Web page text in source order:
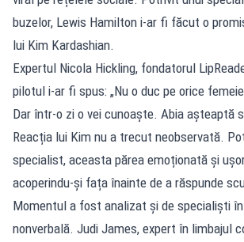
buzelor, Lewis Hamilton i-ar fi făcut o
lui Kim Kardashian.
Expertul Nicola Hickling, fondatorul
pilotul i-ar fi spus: „Nu o duc pe orice
Dar într-o zi o vei cunoaște. Abia așteaptă
Reacția lui Kim nu a trecut neobservată.
specialist, aceasta părea emoționată și
acoperindu-și fața înainte de a răspunde
Momentul a fost analizat și de specialiști
nonverbală. Judi James, expert în limbajul